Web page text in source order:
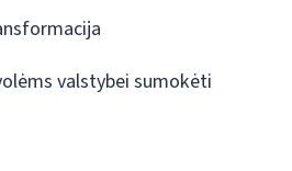
valstybei sumokėti